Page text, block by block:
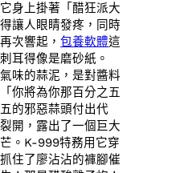
身上掛著「醋狂派大
讓人眼睛發疼，同時
次響起，包養軟體這
耳得像是磨砂紙。
味的蒜泥，是對醬料
你將為你那百分之五
的邪惡蒜頭付出代
開，露出了一個巨大
。K-999特務用它穿
住了廖沾沾的褲腳催